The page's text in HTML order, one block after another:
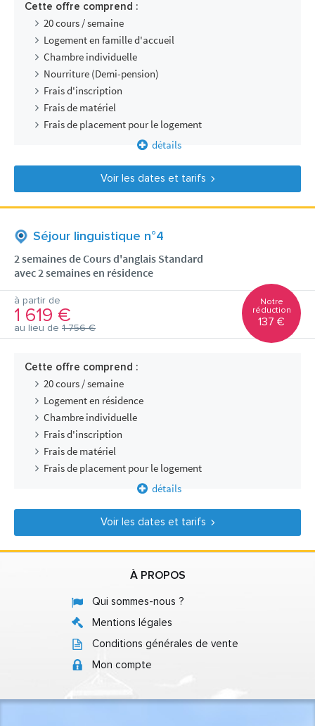
Cette offre comprend :
20 cours / semaine
Logement en famille d'accueil
Chambre individuelle
Nourriture (Demi-pension)
Frais d'inscription
Frais de matériel
Frais de placement pour le logement
détails
Voir les dates et tarifs
Séjour linguistique n°4
2 semaines de Cours d'anglais Standard
avec 2 semaines en résidence
à partir de
1 619 €
au lieu de 1 756 €
Notre
réduction
137 €
Cette offre comprend :
20 cours / semaine
Logement en résidence
Chambre individuelle
Frais d'inscription
Frais de matériel
Frais de placement pour le logement
détails
Voir les dates et tarifs
À PROPOS
Qui sommes-nous ?
Mentions légales
Conditions générales de vente
Mon compte